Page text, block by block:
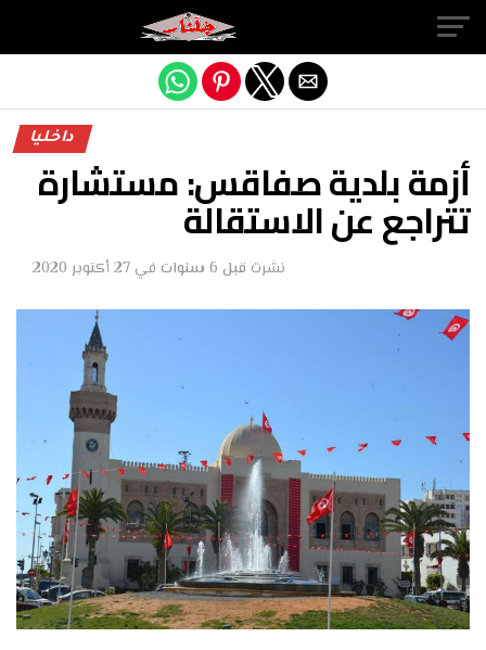
داخليا
أزمة بلدية صفاقس: مستشارة
تتراجع عن الاستقالة
نشرت قبل 6 سنوات في 27 أكتوبر 2020
Exit mobile version